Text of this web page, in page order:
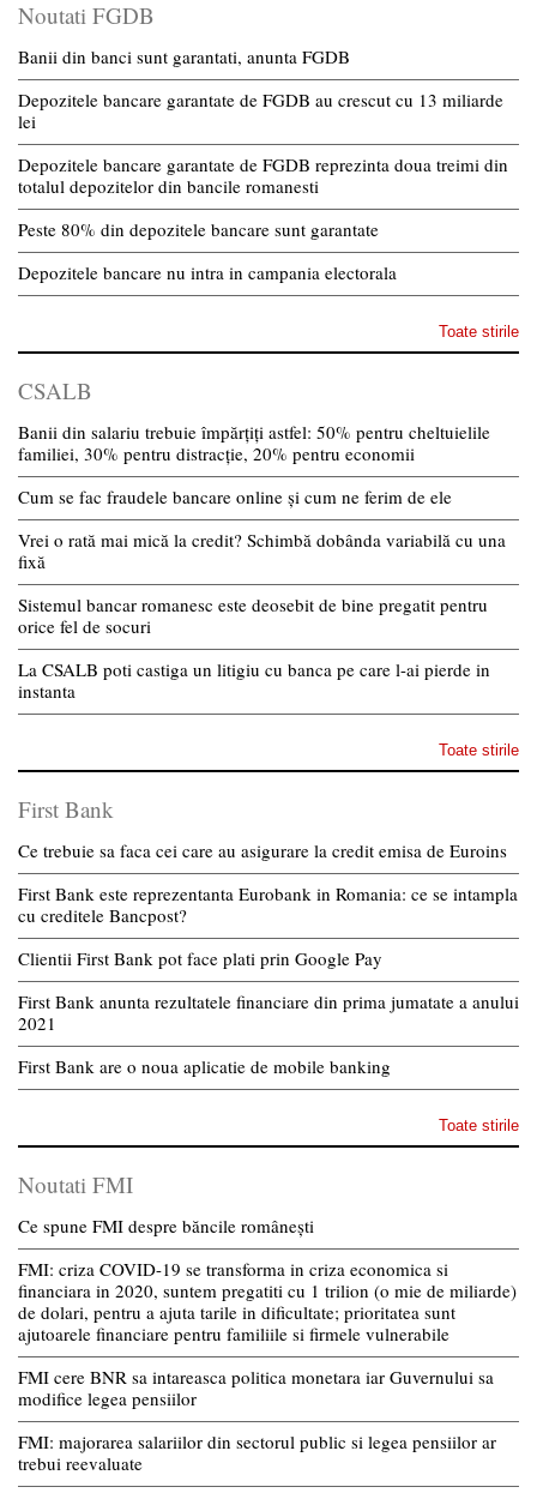
Noutati FGDB
Banii din banci sunt garantati, anunta FGDB
Depozitele bancare garantate de FGDB au crescut cu 13 miliarde
lei
Depozitele bancare garantate de FGDB reprezinta doua treimi din
totalul depozitelor din bancile romanesti
Peste 80% din depozitele bancare sunt garantate
Depozitele bancare nu intra in campania electorala
Toate stirile
CSALB
Banii din salariu trebuie împărțiți astfel: 50% pentru cheltuielile
familiei, 30% pentru distracție, 20% pentru economii
Cum se fac fraudele bancare online și cum ne ferim de ele
Vrei o rată mai mică la credit? Schimbă dobânda variabilă cu una
fixă
Sistemul bancar romanesc este deosebit de bine pregatit pentru
orice fel de socuri
La CSALB poti castiga un litigiu cu banca pe care l-ai pierde in
instanta
Toate stirile
First Bank
Ce trebuie sa faca cei care au asigurare la credit emisa de Euroins
First Bank este reprezentanta Eurobank in Romania: ce se intampla
cu creditele Bancpost?
Clientii First Bank pot face plati prin Google Pay
First Bank anunta rezultatele financiare din prima jumatate a anului
2021
First Bank are o noua aplicatie de mobile banking
Toate stirile
Noutati FMI
Ce spune FMI despre băncile românești
FMI: criza COVID-19 se transforma in criza economica si
financiara in 2020, suntem pregatiti cu 1 trilion (o mie de miliarde)
de dolari, pentru a ajuta tarile in dificultate; prioritatea sunt
ajutoarele financiare pentru familiile si firmele vulnerabile
FMI cere BNR sa intareasca politica monetara iar Guvernului sa
modifice legea pensiilor
FMI: majorarea salariilor din sectorul public si legea pensiilor ar
trebui reevaluate